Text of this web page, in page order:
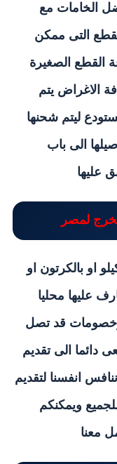
الخامات مع
التى ممكن
القطع الصغيرة
الاغراض يتم
ليتم شحنها
الى باب
عليها
لمصر
او بالكرتون او
عليها محليا
وخصومات قد تصل
ونحن نسعى دائما الى تقديم
انفسنا لتقديم
ويمكنكم
معنا